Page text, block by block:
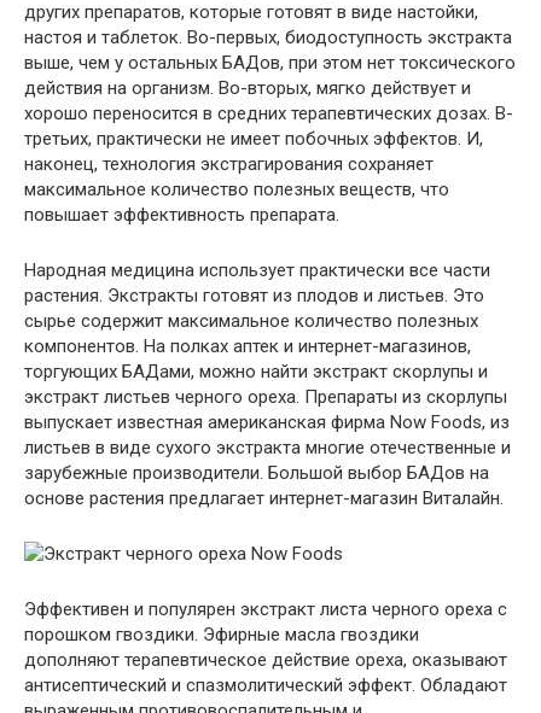
других препаратов, которые готовят в виде настойки,
настоя и таблеток. Во-первых, биодоступность экстракта
выше, чем у остальных БАДов, при этом нет токсического
действия на организм. Во-вторых, мягко действует и
хорошо переносится в средних терапевтических дозах. В-
третьих, практически не имеет побочных эффектов. И,
наконец, технология экстрагирования сохраняет
максимальное количество полезных веществ, что
повышает эффективность препарата.
Народная медицина использует практически все части
растения. Экстракты готовят из плодов и листьев. Это
сырье содержит максимальное количество полезных
компонентов. На полках аптек и интернет-магазинов,
торгующих БАДами, можно найти экстракт скорлупы и
экстракт листьев черного ореха. Препараты из скорлупы
выпускает известная американская фирма Now Foods, из
листьев в виде сухого экстракта многие отечественные и
зарубежные производители. Большой выбор БАДов на
основе растения предлагает интернет-магазин Виталайн.
Эффективен и популярен экстракт листа черного ореха с
порошком гвоздики. Эфирные масла гвоздики
дополняют терапевтическое действие ореха, оказывают
антисептический и спазмолитический эффект. Обладают